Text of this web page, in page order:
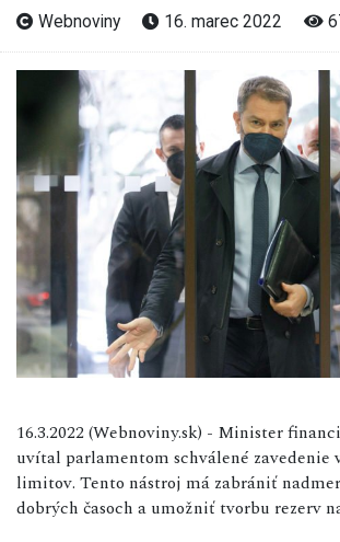
Webnoviny 16. marec 2022
16.3.2022 (Webnoviny.sk) - Minister
uvítal parlamentom schválené zavedenie
limitov. Tento nástroj má zabrániť
dobrých časoch a umožniť tvorbu rezerv